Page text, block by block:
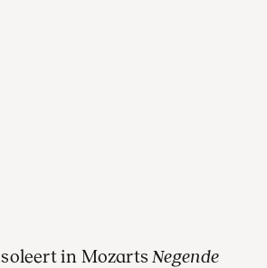
in Mozarts Negende